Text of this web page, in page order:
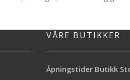
typer rør, uten å skade rørene. Mudin
dreper illeluktende bakterier og er luktfri.
Den forhindrer at det tetter seg raskt
igjen, samtidig som den smører rørene. I
tillegg dreper den illeluktende bakterier
VÅRE BUTIKKER
Åpningstider Butikk